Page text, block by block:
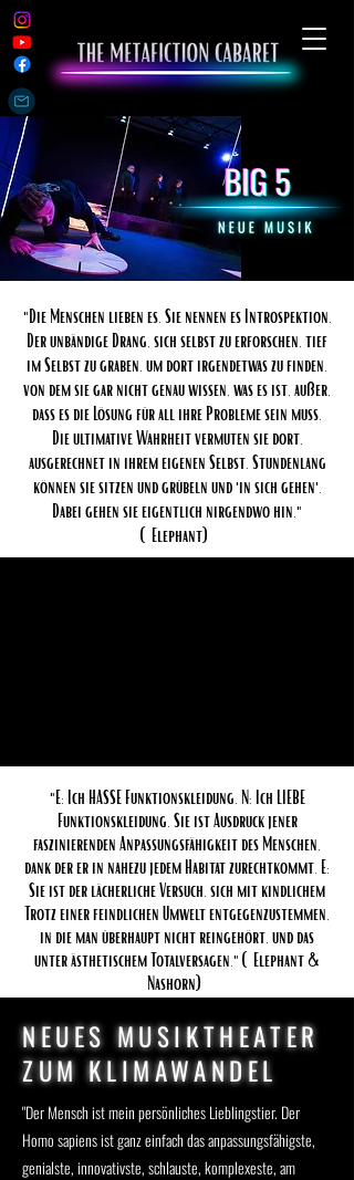
"Die Menschen lieben es. Sie nennen es Introspektion.
Der unbändige Drang, sich selbst zu erforschen, tief
im Selbst zu graben, um dort irgendetwas zu finden,
von dem sie gar nicht genau wissen, was es ist, außer,
dass es die Lösung für all ihre Probleme sein muss.
Die ultimative Wahrheit vermuten sie dort,
ausgerechnet in ihrem eigenen Selbst. Stundenlang
können sie sitzen und grübeln und 'in sich gehen'.
Dabei gehen sie eigentlich nirgendwo hin."
(Elephant)
"E: Ich HASSE Funktionskleidung. N: Ich LIEBE
Funktionskleidung. Sie ist Ausdruck jener
faszinierenden Anpassungsfähigkeit des Menschen,
dank der er in nahezu jedem Habitat zurechtkommt. E:
Sie ist der lächerliche Versuch, sich mit kindlichem
Trotz einer feindlichen Umwelt entgegenzustemmen,
in die man überhaupt nicht reingehört, und das
unter ästhetischem Totalversagen." (Elephant &
Nashorn)
NEUES MUSIKTHEATER
ZUM KLIMAWANDEL
"Der Mensch ist mein persönliches Lieblingstier. Der
Homo sapiens ist ganz einfach das anpassungsfähigste,
genialste, innovativste, schlauste, komplexeste, am